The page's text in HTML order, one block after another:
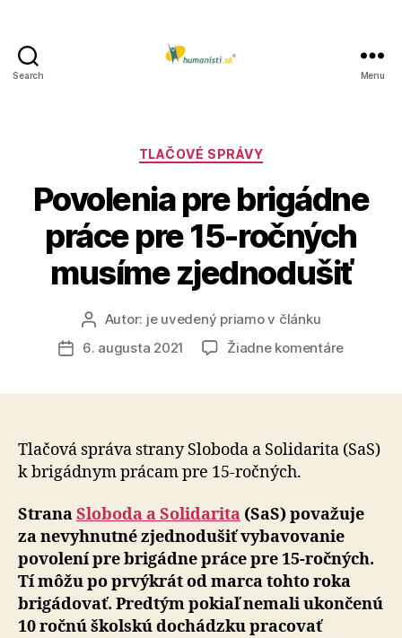
Search Menu
Kategórie
TLAČOVÉ SPRÁVY
Povolenia pre brigádne
práce pre 15-ročných
musíme zjednodušiť
Autor
článku
Autor: je uvedený priamo v článku
Dátum
6. augusta 2021 Žiadne komentárena
pre
musíme
Tlačová správa strany Sloboda a Solidarita (SaS)
k brigádnym prácam pre 15-ročných.
StranaSloboda a Solidarita (SaS) považuje
za nevyhnutné zjednodušiť vybavovanie
povolení pre brigádne práce pre 15-ročných.
Tí môžu po prvýkrát od marca tohto roka
brigádovať. Predtým pokiaľ nemali ukončenú
10 ročnú školskú dochádzku pracovať